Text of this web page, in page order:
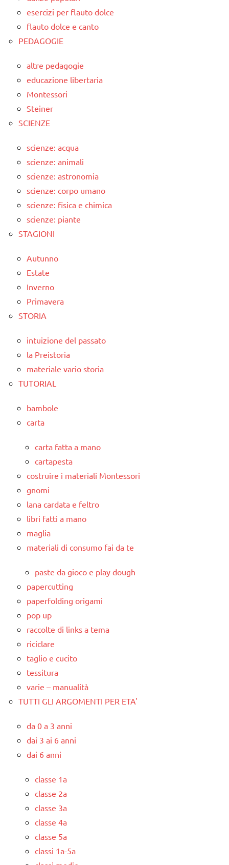
esercizi per flauto dolce
flauto dolce e canto
PEDAGOGIE
altre pedagogie
educazione libertaria
Montessori
Steiner
SCIENZE
scienze: acqua
scienze: animali
scienze: astronomia
scienze: corpo umano
scienze: fisica e chimica
scienze: piante
STAGIONI
Autunno
Estate
Inverno
Primavera
STORIA
intuizione del passato
la Preistoria
materiale vario storia
TUTORIAL
bambole
carta
carta fatta a mano
cartapesta
costruire i materiali Montessori
gnomi
lana cardata e feltro
libri fatti a mano
maglia
materiali di consumo fai da te
paste da gioco e play dough
papercutting
paperfolding origami
pop up
raccolte di links a tema
riciclare
taglio e cucito
tessitura
varie – manualità
TUTTI GLI ARGOMENTI PER ETA'
da 0 a 3 anni
dai 3 ai 6 anni
dai 6 anni
classe 1a
classe 2a
classe 3a
classe 4a
classe 5a
classi 1a-5a